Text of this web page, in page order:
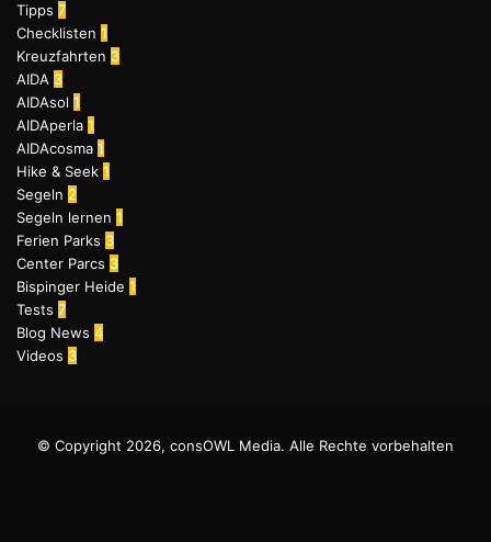
Tipps 7
Checklisten 1
Kreuzfahrten 3
AIDA 3
AIDAsol 1
AIDAperla 1
AIDAcosma 1
Hike & Seek 1
Segeln 2
Segeln lernen 1
Ferien Parks 3
Center Parcs 3
Bispinger Heide 1
Tests 7
Blog News 4
Videos 3
© Copyright 2026, consOWL Media. Alle Rechte vorbehalten